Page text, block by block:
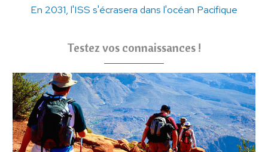
En 2031, l'ISS s'écrasera dans l'océan Pacifique
Testez vos connaissances !